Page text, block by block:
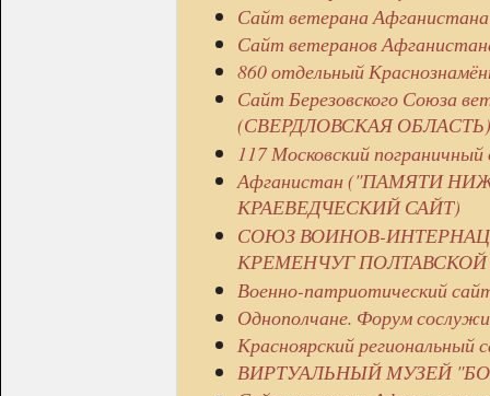
Сайт ветерана
Сайт ветеранов
860 отдельный
Сайт Березовского Союза
(СВЕРДЛОВСКАЯ
117 Московский
Афганистан ("ПАМЯТИ
КРАЕВЕДЧЕСКИЙ САЙТ)
СОЮЗ ВОИНОВ-
КРЕМЕНЧУГ
Военно-патриотический
Однополчане. Форум
Красноярский
ВИРТУАЛЬНЫЙ МУЗЕЙ